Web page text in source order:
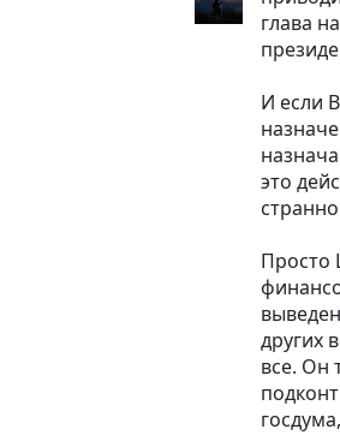
глава
И если
это
Просто
других
все. Он